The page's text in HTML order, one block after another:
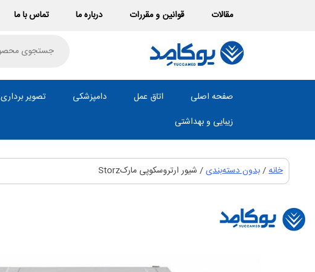
مقالات قوانین و مقررات درباره ما تماس با ما
search
صفحه اصلی اتاق عمل دامپزشکی تصویر برداری
زیبایی و بهداشتی
خانه/بدون دسته‌بندی/ شیور ارتروسکوپی مارکStorz